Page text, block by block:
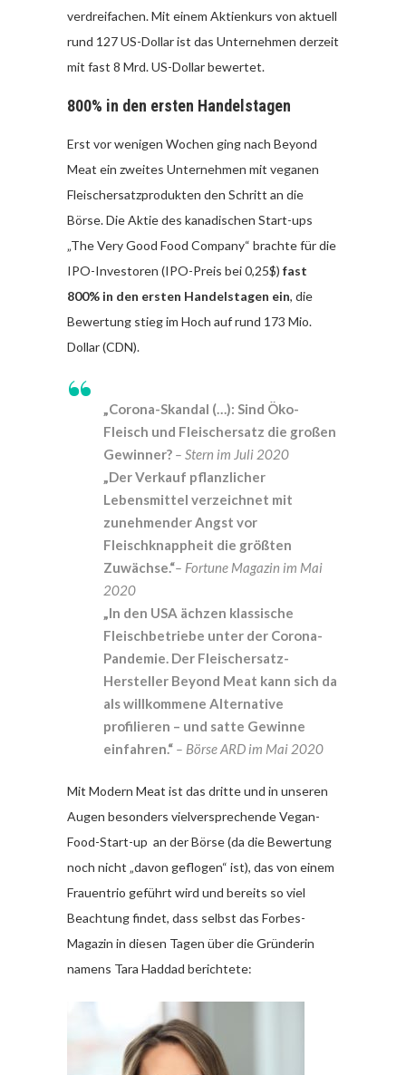
verdreifachen. Mit einem Aktienkurs von aktuell
rund 127 US-Dollar ist das Unternehmen derzeit
mit fast 8 Mrd. US-Dollar bewertet.
800% in den ersten Handelstagen
Erst vor wenigen Wochen ging nach Beyond
Meat ein zweites Unternehmen mit veganen
Fleischersatzprodukten den Schritt an die
Börse. Die Aktie des kanadischen Start-ups
„The Very Good Food Company“ brachte für die
IPO-Investoren (IPO-Preis bei 0,25$) fast
800% in den ersten Handelstagen ein, die
Bewertung stieg im Hoch auf rund 173 Mio.
Dollar (CDN).
„Corona-Skandal (…): Sind Öko-
Fleisch und Fleischersatz die großen
Gewinner? – Stern im Juli 2020
„Der Verkauf pflanzlicher
Lebensmittel verzeichnet mit
zunehmender Angst vor
Fleischknappheit die größten
Zuwächse.“– Fortune Magazin im Mai
2020
„In den USA ächzen klassische
Fleischbetriebe unter der Corona-
Pandemie. Der Fleischersatz-
Hersteller Beyond Meat kann sich da
als willkommene Alternative
profilieren – und satte Gewinne
einfahren.“ – Börse ARD im Mai 2020
Mit Modern Meat ist das dritte und in unseren
Augen besonders vielversprechende Vegan-
Food-Start-up an der Börse (da die Bewertung
noch nicht „davon geflogen“ ist), das von einem
Frauentrio geführt wird und bereits so viel
Beachtung findet, dass selbst das Forbes-
Magazin in diesen Tagen über die Gründerin
namens Tara Haddad berichtete: